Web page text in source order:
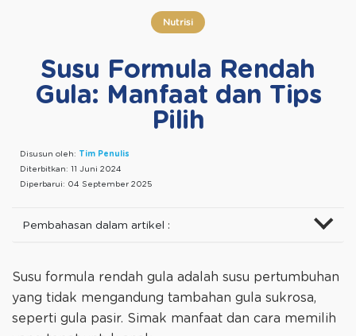
Nutrisi
Susu Formula Rendah
Gula: Manfaat dan Tips
Pilih
Disusun oleh: Tim Penulis
Diterbitkan: 11 Juni 2024
Diperbarui: 04 September 2025
Pembahasan dalam artikel :
Susu formula rendah gula adalah susu pertumbuhan
yang tidak mengandung tambahan gula sukrosa,
seperti gula pasir. Simak manfaat dan cara memilih